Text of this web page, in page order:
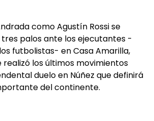
como Agustín Rossi se
palos ante los ejecutantes -
futbolistas- en Casa Amarilla,
realizó los últimos movimientos
duelo en Núñez que definirá
del continente.